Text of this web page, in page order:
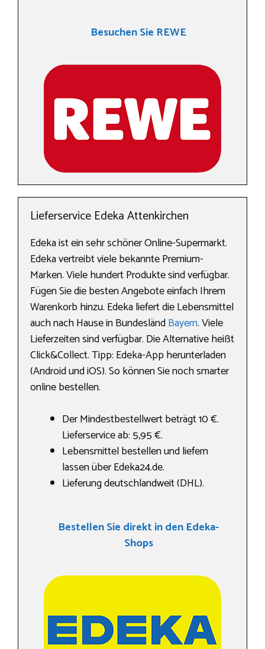
Besuchen Sie REWE
Lieferservice Edeka Attenkirchen
Edeka ist ein sehr schöner Online-Supermarkt.
Edeka vertreibt viele bekannte Premium-
Marken. Viele hundert Produkte sind verfügbar.
Fügen Sie die besten Angebote einfach Ihrem
Warenkorb hinzu. Edeka liefert die Lebensmittel
auch nach Hause in BundesländBayern. Viele
Lieferzeiten sind verfügbar. Die Alternative heißt
Click&Collect. Tipp: Edeka-App herunterladen
(Android und iOS). So können Sie noch smarter
online bestellen.
Der Mindestbestellwert beträgt 10 €.
Lieferservice ab: 5,95 €.
Lebensmittel bestellen und liefern
lassen über Edeka24.de.
Lieferung deutschlandweit (DHL).
Bestellen Sie direkt in den Edeka-
Shops